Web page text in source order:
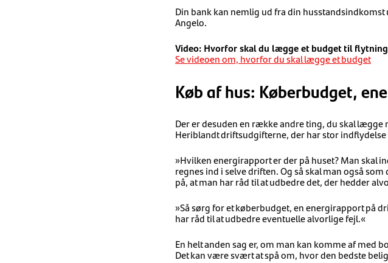
Din bank kan nemlig ud fra din
Angelo.
Video: Hvorfor skal du lægge et budget til
Se videoen om, hvorfor du skal lægge et budget
Køb af hus: Køberbudget,
Der er desuden en række andre ting, du skal
Heriblandt driftsudgifterne, der har stor
»Hvilken energirapport er der på huset? Man skal
regnes ind i selve driften. Og så skal man også
på, at man har råd til at udbedre det, der hedder
»Så sørg for et køberbudget, en energirapport på
har råd til at udbedre eventuelle alvorlige fejl.«
En helt anden sag er, om man kan komme af med
Det kan være svært at spå om, hvor den bedste